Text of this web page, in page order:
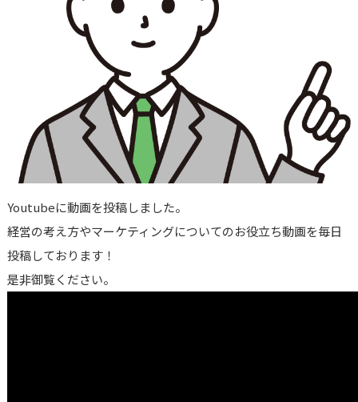
Youtubeに動画を投稿しました。
経営の考え方やマーケティングについてのお役立ち動画を毎日
投稿しております！
是非御覧ください。